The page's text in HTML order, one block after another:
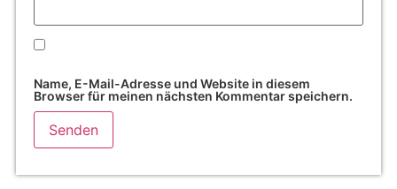
Name, E-Mail-Adresse und Website in diesem
Browser für meinen nächsten Kommentar speichern.